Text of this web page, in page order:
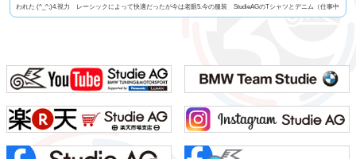
われた (^_^;)4.視力 レーシックによって快適だったが今は老眼5.今の服装 StudieAGのTシャツとデニム（仕事中